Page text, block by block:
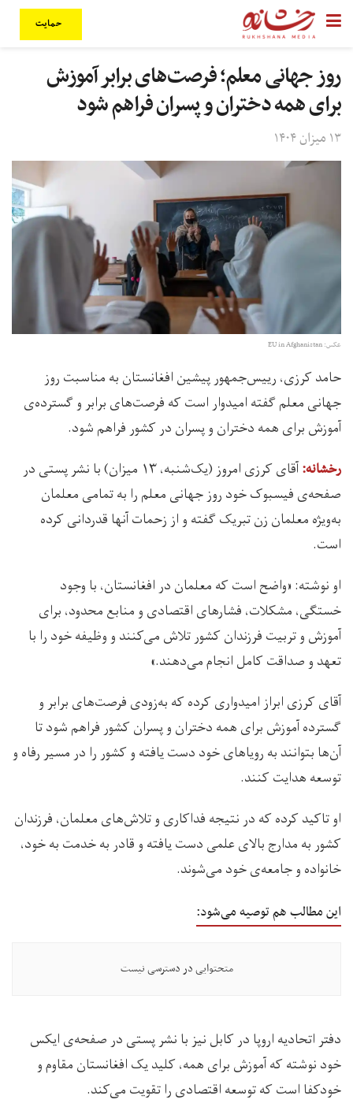
حمایت
روز جهانی معلم؛ فرصت‌های برابر آموزش
برای همه دختران و پسران فراهم شود
۱۳ میزان ۱۴۰۴
عکس: EU in Afghanistan
حامد کرزی، رییس‌جمهور پیشین افغانستان به مناسبت روز
جهانی معلم گفته امیدوار است که فرصت‌های برابر و گسترده‌ی
آموزش برای همه دختران و پسران در کشور فراهم شود.
رخشانه:
آقای کرزی امروز (یک‌شنبه، ۱۳ میزان) با نشر پستی در
صفحه‌ی فیسبوک خود روز جهانی معلم را به تمامی معلمان
به‌ویژه معلمان زن تبریک گفته و از زحمات‌ آنها قدردانی کرده
است.
او نوشته: «واضح است که معلمان در افغانستان، با وجود
خستگی، مشکلات، فشارهای اقتصادی و منابع محدود، برای
آموزش و تربیت فرزندان کشور تلاش می‌کنند و وظیفه خود را با
تعهد و صداقت کامل انجام می‌دهند.»
آقای کرزی ابراز امیدواری کرده که به‌زودی فرصت‌های برابر و
گسترده آموزش برای همه دختران و پسران کشور فراهم شود تا
آن‌ها بتوانند به رویاهای خود دست یافته و کشور را در مسیر رفاه و
توسعه هدایت کنند.
او تاکید کرده که در نتیجه فداکاری و تلاش‌های معلمان، فرزندان
کشور به مدارج بالای علمی دست یافته و قادر به خدمت به خود،
خانواده و جامعه‌ی خود می‌شوند.
این مطالب هم توصیه می‌شود:
متحتوایی در دسترسی نیست
دفتر اتحادیه اروپا در کابل نیز با نشر پستی در صفحه‌ی ایکس
خود نوشته که آموزش برای همه، کلید یک افغانستان مقاوم و
خودکفا است که توسعه اقتصادی را تقویت می‌کند.